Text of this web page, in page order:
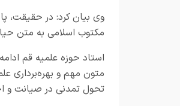
وی بیان کرد: در حقیقت،
مکتوب اسلامی به متن
استاد حوزه علمیه قم
متون مهم و بهره‌برداری
تحول تمدنی در صیانت و